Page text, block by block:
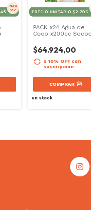
PACK x24 Agua de
Coco x200cc
$64.924,00
o 10% OFF con
suscripción
COMPRAR
en stock